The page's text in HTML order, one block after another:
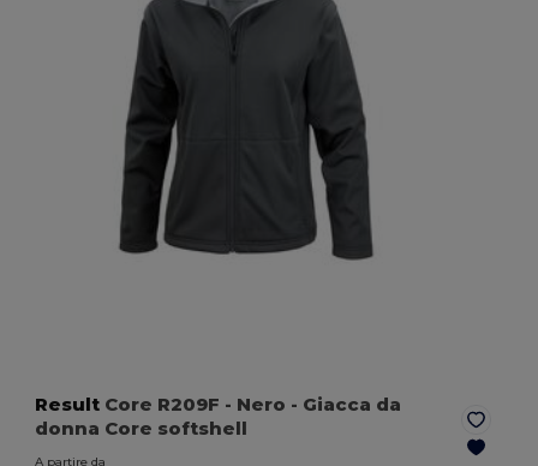
Result Core R209F - Nero - Giacca da
donna Core softshell
A partire da